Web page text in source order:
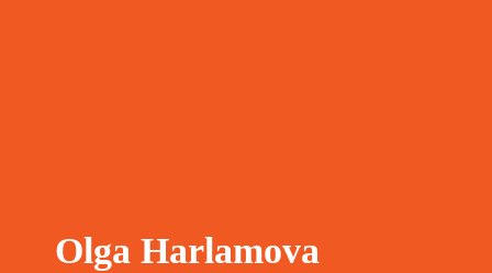
Olga Harlamova